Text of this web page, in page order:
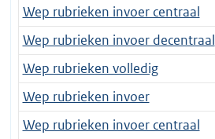
Wep rubrieken invoer centraal
Wep rubrieken invoer decentraal
Wep rubrieken volledig
Wep rubrieken invoer
Wep rubrieken invoer centraal